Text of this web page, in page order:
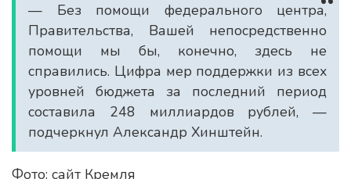
— Без помощи федерального центра,
Правительства, Вашей непосредственно
помощи мы бы, конечно, здесь не
справились. Цифра мер поддержки из всех
уровней бюджета за последний период
составила 248 миллиардов рублей, —
подчеркнул Александр Хинштейн.
Фото: сайт Кремля